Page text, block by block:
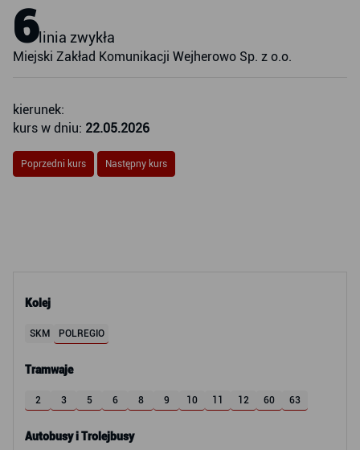
Kolej
SKM POLREGIO
Tramwaje
2 3 5 6 8 9 10 11 12 60 63
Autobusy i Trolejbusy
6linia zwykła
Miejski Zakład Komunikacji Wejherowo Sp. z o.o.
kierunek:
kurs w dniu: 22.05.2026
Poprzedni kurs Następny kurs